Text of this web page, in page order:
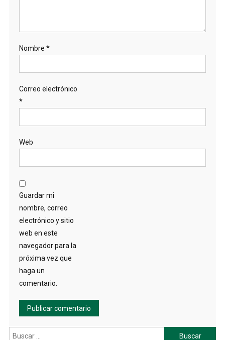
Nombre *
Correo electrónico
*
Web
Guardar mi
nombre, correo
electrónico y sitio
web en este
navegador para la
próxima vez que
haga un
comentario.
Buscar: